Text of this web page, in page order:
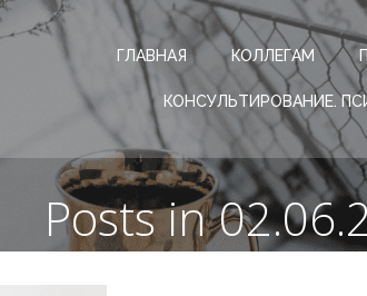
ГЛАВНАЯ КОЛЛЕГАМ
КОНСУЛЬТИРОВАНИЕ.
Posts in